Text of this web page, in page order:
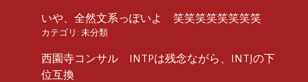
いや、全然文系っぽいよ 笑笑笑笑笑笑笑笑
カテゴリ: 未分類
西園寺コンサル INTPは残念ながら、INTJの下
位互換